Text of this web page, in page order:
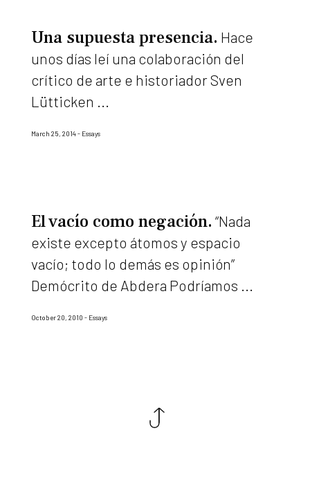
Una supuesta presencia Hace
unos días leí una colaboración del
crítico de arte e historiador Sven
Lütticken ...
March 25, 2014 Essays
El vacío como negación “Nada
existe excepto átomos y espacio
vacío; todo lo demás es opinión”
Demócrito de Abdera Podríamos ...
October 20, 2010 Essays